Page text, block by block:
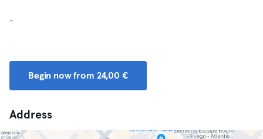
-
Begin now from 24,00 €
Address